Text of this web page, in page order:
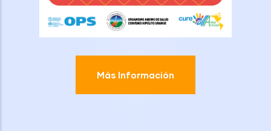
Más Información